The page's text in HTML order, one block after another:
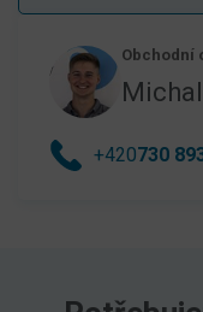
Obchodní
+420730